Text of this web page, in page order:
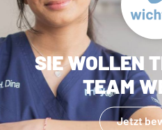
SIE WOLLEN
TEAM
Jetzt